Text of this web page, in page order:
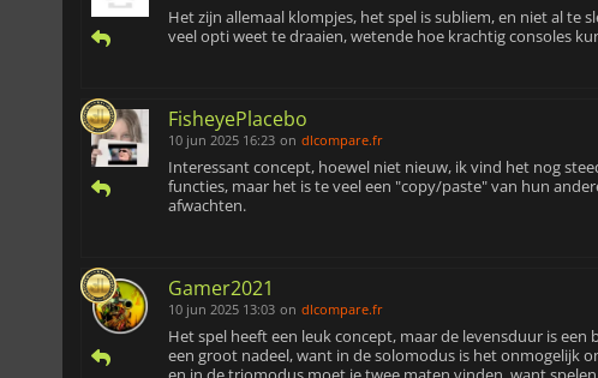
Het zijn allemaal klompjes, het spel is subliem, en niet al
veel opti weet te draaien, wetende hoe krachtig consoles
FisheyePlacebo
10 jun 2025 16:23 on dlcompare.fr
Interessant concept, hoewel niet nieuw, ik vind het nog
functies, maar het is te veel een "copy/paste" van hun
afwachten.
Gamer2021
10 jun 2025 13:03 on dlcompare.fr
Het spel heeft een leuk concept, maar de levensduur is
een groot nadeel, want in de solomodus is het onmogelijk